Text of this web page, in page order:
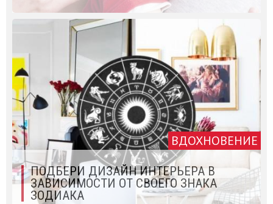
ВДОХНОВЕНИЕ
ПОДБЕРИ ДИЗАЙН ИНТЕРЬЕРА В
ЗАВИСИМОСТИ ОТ СВОЕГО ЗНАКА
ЗОДИАКА